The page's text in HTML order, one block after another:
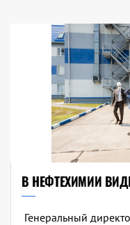
В НЕФТЕХИМИИ
Генеральный